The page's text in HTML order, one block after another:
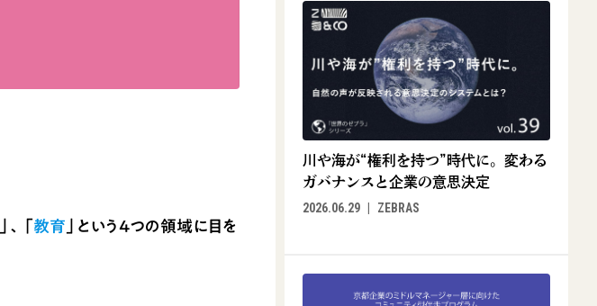
」、「教育 」という4つの領域に目を
川や海が“権利を持つ”時代に。変わる
ガバナンスと企業の意思決定
2026.06.29
ZEBRAS